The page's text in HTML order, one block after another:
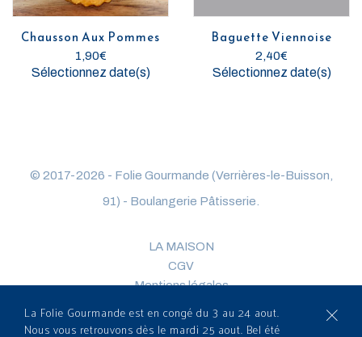
Chausson Aux Pommes
1,90€
Sélectionnez date(s)
Baguette Viennoise
2,40€
Sélectionnez date(s)
© 2017-2026 - Folie Gourmande (Verrières-le-Buisson,
91) - Boulangerie Pâtisserie.
LA MAISON
CGV
Mentions légales
CONTACT
La Folie Gourmande est en congé du 3 au 24 aout.
Nous vous retrouvons dès le mardi 25 aout. Bel été